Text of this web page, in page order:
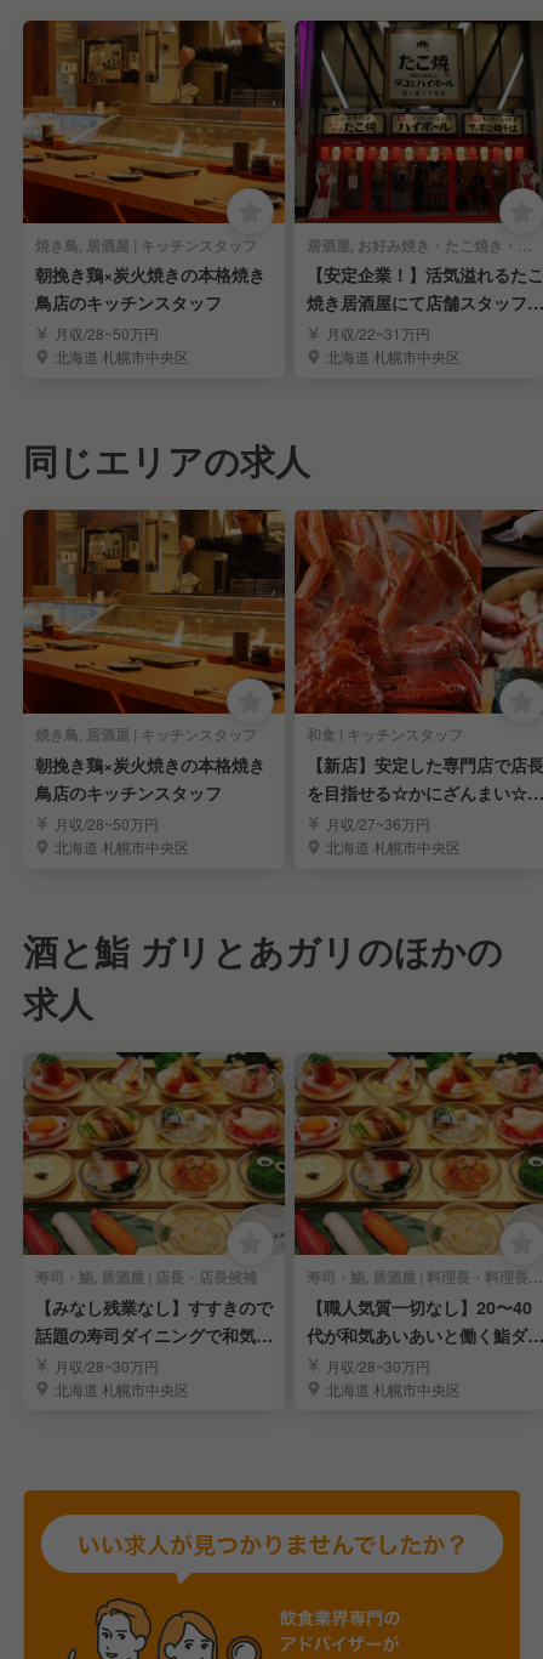
焼き鳥, 居酒屋 | キッチンスタッフ
朝挽き鶏×炭火焼きの本格焼き
鳥店のキッチンスタッフ
月収/28~50万円
北海道 札幌市中央区
居酒屋, お好み焼き・たこ焼き・もんじゃ焼き | キッチンスタッフ
【安定企業！】活気溢れるたこ
焼き居酒屋にて店舗スタッフを
募集！/狸小路本店
月収/22~31万円
北海道 札幌市中央区
同じエリアの求人
焼き鳥, 居酒屋 | キッチンスタッフ
朝挽き鶏×炭火焼きの本格焼き
鳥店のキッチンスタッフ
月収/28~50万円
北海道 札幌市中央区
和食 | キッチンスタッフ
【新店】安定した専門店で店長
を目指せる☆かにざんまい☆ス
タッフ募集
月収/27~36万円
北海道 札幌市中央区
酒と鮨 ガリとあガリのほかの
求人
寿司・鮨, 居酒屋 | 店長・店長候補
【みなし残業なし】すすきので
話題の寿司ダイニングで和気あ
いあいと働く！
月収/28~30万円
北海道 札幌市中央区
寿司・鮨, 居酒屋 | 料理長・料理長候補
【職人気質一切なし】20〜40
代が和気あいあいと働く鮨ダイ
ニング！
月収/28~30万円
北海道 札幌市中央区